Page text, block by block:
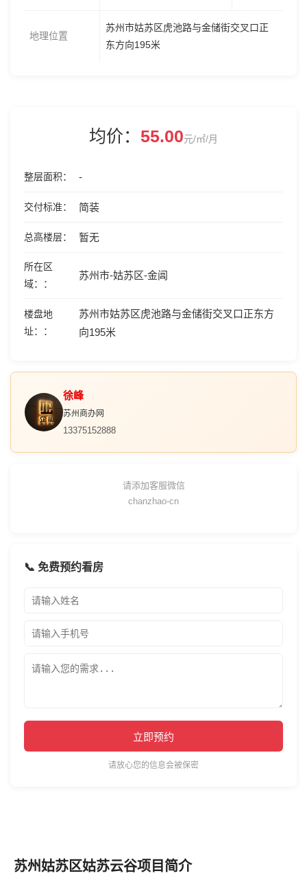
地理位置
苏州市姑苏区虎池路与金储街交叉口正
东方向195米
均价： 55.00元/㎡/月
整层面积 -
交付标准 简装
总高楼层 暂无
所在区
域：
苏州市-姑苏区-金阊
楼盘地
址：
苏州市姑苏区虎池路与金储街交叉口正东方
向195米
徐峰
苏州商办网
13375152888
请添加客服微信
chanzhao-cn
📞 免费预约看房
立即预约
请放心您的信息会被保密
苏州姑苏区姑苏云谷项目简介